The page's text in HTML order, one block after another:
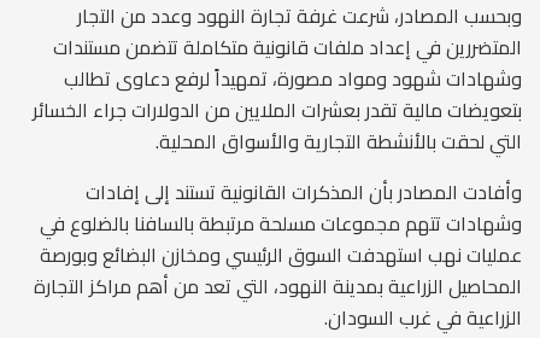
وبحسب المصادر، شرعت غرفة تجارة النهود وعدد من التجار
المتضررين في إعداد ملفات قانونية متكاملة تتضمن مستندات
وشهادات شهود ومواد مصورة، تمهيداً لرفع دعاوى تطالب
بتعويضات مالية تقدر بعشرات الملايين من الدولارات جراء الخسائر
التي لحقت بالأنشطة التجارية والأسواق المحلية.
وأفادت المصادر بأن المذكرات القانونية تستند إلى إفادات
وشهادات تتهم مجموعات مسلحة مرتبطة بالسافنا بالضلوع في
عمليات نهب استهدفت السوق الرئيسي ومخازن البضائع وبورصة
المحاصيل الزراعية بمدينة النهود، التي تعد من أهم مراكز التجارة
الزراعية في غرب السودان.